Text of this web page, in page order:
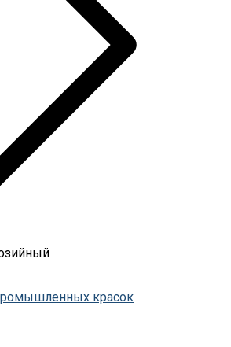
красок